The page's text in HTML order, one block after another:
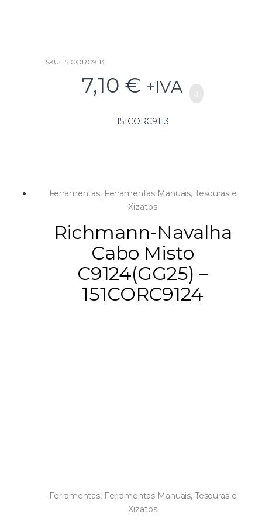
SKU: 151CORC9113
7,10 € +IVA
151CORC9113
Ferramentas, Ferramentas Manuais, Tesouras e
Xizatos
Richmann-Navalha
Cabo Misto
C9124(GG25) –
151CORC9124
Ferramentas, Ferramentas Manuais, Tesouras e
Xizatos